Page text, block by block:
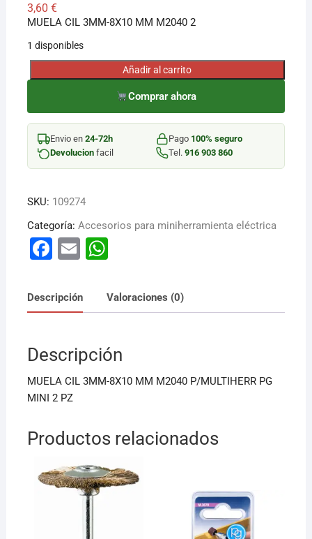
3,60 €
MUELA CIL 3MM-8X10 MM M2040 2
1 disponibles
MUELA
3MM-
8X10
MM
M2040
Añadir al carrito
Comprar ahora
Envio en 24-72h Pago 100% seguro
Devolucionfacil Tel. 916 903 860
SKU: 109274
Categoría: Accesorios para miniherramienta eléctrica
F
c
e
o
o
k
E
ai
l
W
at
s
p
p
Descripción Valoraciones (0)
Descripción
MUELA CIL 3MM-8X10 MM M2040 P/MULTIHERR PG
MINI 2 PZ
Productos relacionados